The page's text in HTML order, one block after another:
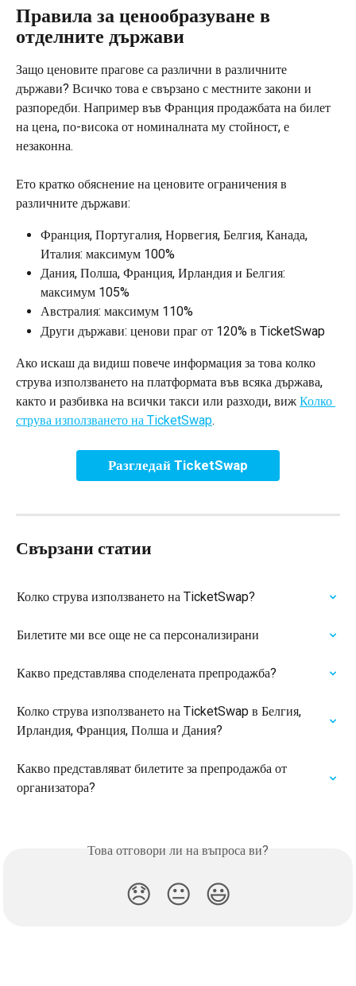
Правила за ценообразуване в
отделните държави
Защо ценовите прагове са различни в различните
държави? Всичко това е свързано с местните закони и
разпоредби. Например във Франция продажбата на билет
на цена, по-висока от номиналната му стойност, е
незаконна.
Ето кратко обяснение на ценовите ограничения в
различните държави:
Франция, Португалия, Норвегия, Белгия, Канада,
Италия: максимум 100%
Дания, Полша, Франция, Ирландия и Белгия:
максимум 105%
Австралия: максимум 110%
Други държави: ценови праг от 120% в TicketSwap
Ако искаш да видиш повече информация за това колко
струва използването на платформата във всяка държава,
както и разбивка на всички такси или разходи, виж Колко
струва използването на TicketSwap.
Разгледай TicketSwap
Свързани статии
Колко струва използването на TicketSwap?
Билетите ми все още не са персонализирани
Какво представлява споделената препродажба?
Колко струва използването на TicketSwap в Белгия,
Ирландия, Франция, Полша и Дания?
Какво представляват билетите за препродажба от
организатора?
Това отговори ли на въпроса ви?
😞 😐 😃